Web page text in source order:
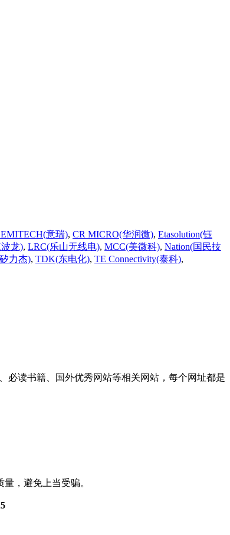
意瑞), CR MICRO(华润微), Etasolution(钰
波龙), LRC(乐山无线电), MCC(美微科), Nation(国民技
力杰), TDK(东电化), TE Connectivity(泰科),
必读书籍、国外优秀网站等相关网站，每个网址都是
量，避免上当受骗。